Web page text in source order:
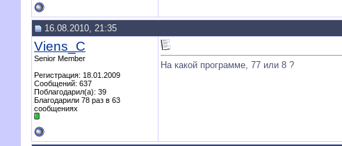
16.08.2010, 21:35
Viens_C
Senior Member
Регистрация: 18.01.2009
Сообщений: 637
Поблагодарил(а): 39
Благодарили 78 раз в 63
сообщениях
На какой программе, 77 или 8 ?